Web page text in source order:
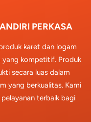
PERKASA
karet dan logam
yang kompetitif. Produk
secara luas dalam
yang berkualitas. Kami
terbaik bagi